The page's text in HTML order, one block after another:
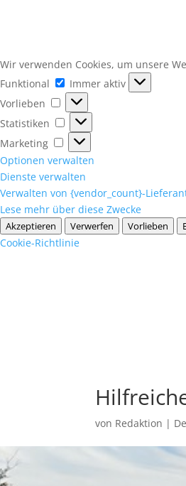
Wir verwenden Cookies, um unsere
Funktional
Funktional
Immer aktiv
Vorlieben
Vorlieben
Statistiken
Statistiken
Marketing
Marketing
Optionen verwalten
Dienste verwalten
Verwalten von {vendor_count}-
Lese mehr über diese Zwecke
Akzeptieren Verwerfen Vorlieben
Cookie-Richtlinie
von Redaktion |